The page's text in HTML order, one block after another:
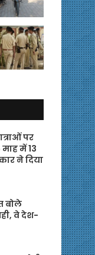
पर
में 13
ने दिया
बोले
वे देश-